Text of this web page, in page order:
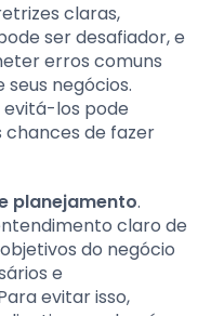
claras,
ser desafiador, e
erros comuns
negócios.
evitá-los pode
de fazer
planejamento.
claro de
do negócio
e
evitar isso,